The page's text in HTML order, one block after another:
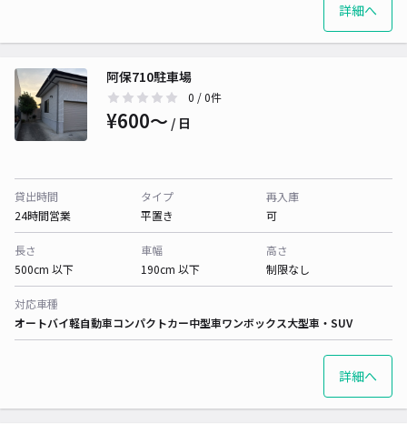
詳細へ
阿保710駐車場
0 / 0件
¥600〜 / 日
貸出時間
24時間営業
タイプ
平置き
再入庫
可
長さ
500cm 以下
車幅
190cm 以下
高さ
制限なし
対応車種
オートバイ軽自動車コンパクトカー中型車ワンボックス大型車・SUV
詳細へ